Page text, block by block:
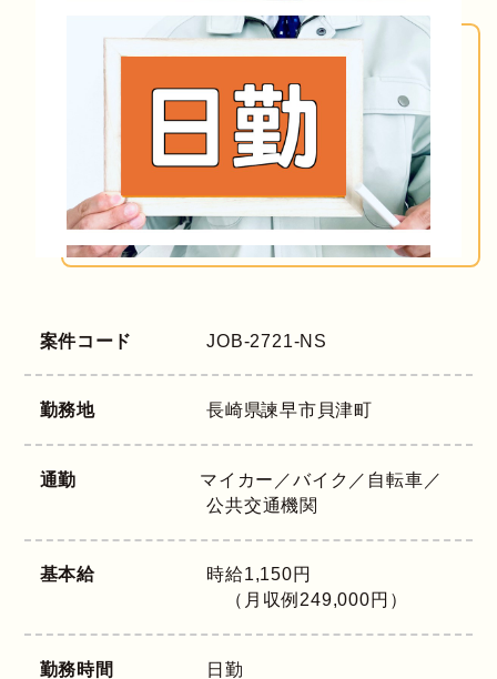
案件コード JOB-2721-NS
勤務地 長崎県諫早市貝津町
通勤
マイカー／バイク／自転車／
公共交通機関
基本給
時給1,150円
（月収例249,000円）
勤務時間
日勤